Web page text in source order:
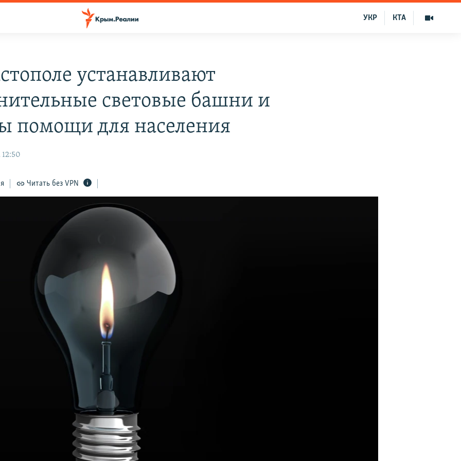
КТА
УКР
устанавливают
световые башни и
помощи для населения
12:50
Читать без VPN